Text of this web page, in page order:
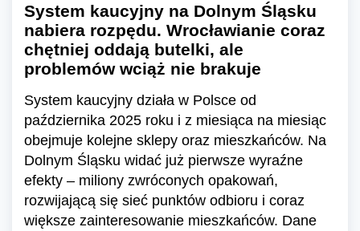
System kaucyjny na Dolnym Śląsku
nabiera rozpędu. Wrocławianie coraz
chętniej oddają butelki, ale
problemów wciąż nie brakuje
System kaucyjny działa w Polsce od
października 2025 roku i z miesiąca na miesiąc
obejmuje kolejne sklepy oraz mieszkańców. Na
Dolnym Śląsku widać już pierwsze wyraźne
efekty – miliony zwróconych opakowań,
rozwijającą się sieć punktów odbioru i coraz
większe zainteresowanie mieszkańców. Dane